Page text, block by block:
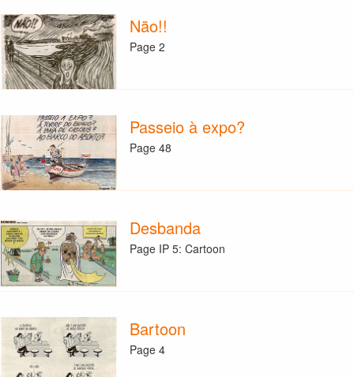
Não!!
Page 2
Passeio à expo?
Page 48
Desbanda
Page IP 5: Cartoon
Bartoon
Page 4